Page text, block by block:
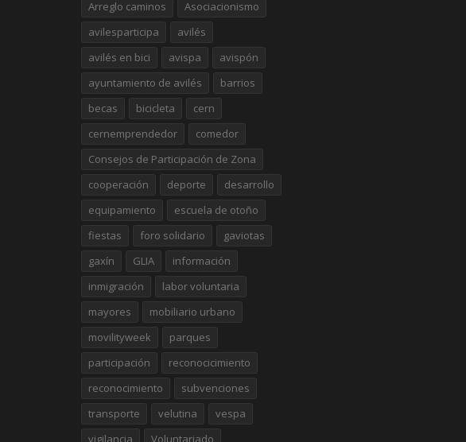
Arreglo caminos
Asociacionismo
avilesparticipa
avilés
avilés en bici
avispa
avispón
ayuntamiento de avilés
barrios
becas
bicicleta
cern
cernemprendedor
comedor
Consejos de Participación de Zona
cooperación
deporte
desarrollo
equipamiento
escuela de otoño
fiestas
foro solidario
gaviotas
gaxín
GLIA
información
inmigración
labor voluntaria
mayores
mobiliario urbano
movilityweek
parques
participación
reconocicimiento
reconocimiento
subvenciones
transporte
velutina
vespa
vigilancia
Voluntariado